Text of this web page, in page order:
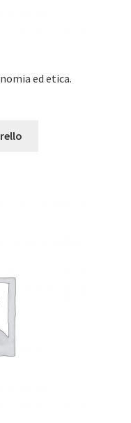
ed etica.